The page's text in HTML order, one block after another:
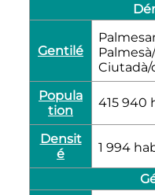
Gentilé
Ciutadà/
Popula
tion
415 940
Densit
é
1 994